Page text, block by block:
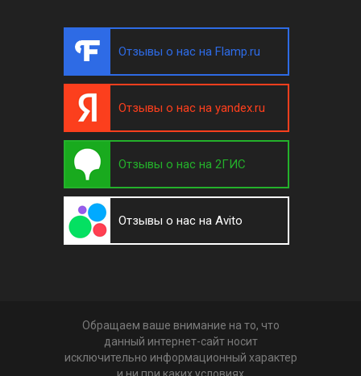
Отзывы о нас на Flamp.ru
Отзывы о нас на yandex.ru
Отзывы о нас на 2ГИС
Отзывы о нас на Avito
Обращаем ваше внимание на то, что
данный интернет-сайт носит
исключительно информационный характер